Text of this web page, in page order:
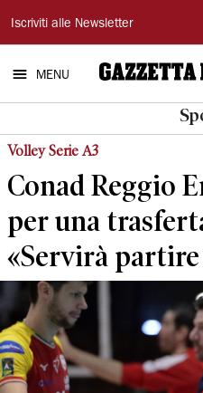
Gazzetta
di
Reggio
Iscriviti alle Newsletter
MENU
Volley Serie A3
Conad Reggio
per una
«Servirà